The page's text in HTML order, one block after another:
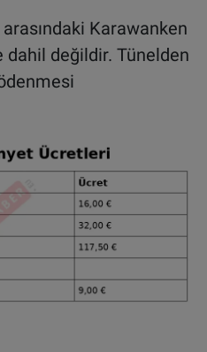
Karawanken
değildir. Tünelden